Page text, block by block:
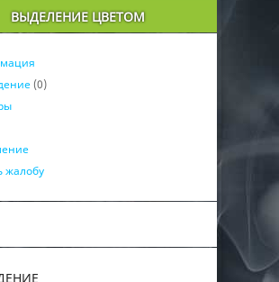
ВЫДЕЛЕНИЕ ЦВЕТОМ
(0)
жалобу